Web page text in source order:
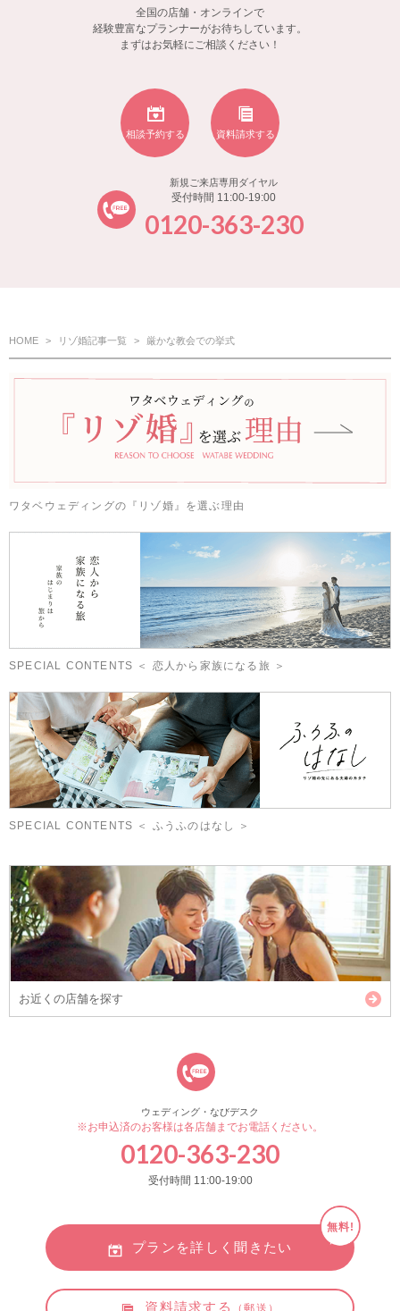
全国の店舗・オンラインで
経験豊富なプランナーがお待ちしています。
まずはお気軽にご相談ください！
相談予約する 資料請求する
新規ご来店専用ダイヤル
受付時間 11:00-19:00
0120-363-230
HOME リゾ婚記事一覧 厳かな教会での挙式
ワタベウェディングの『リゾ婚』を選ぶ理由
SPECIAL CONTENTS ＜ 恋人から家族になる旅 ＞
SPECIAL CONTENTS ＜ ふうふのはなし ＞
お近くの店舗を探す
ウェディング・なびデスク
※お申込済のお客様は各店舗までお電話ください。
0120-363-230
受付時間 11:00-19:00
プランを詳しく聞きたい
無料!
資料請求する